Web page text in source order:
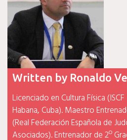
Written by Ronaldo
Licenciado en Cultura Física
Habana, Cuba). Maestro
(Real Federación Española de
Asociados). Entrenador de 2º